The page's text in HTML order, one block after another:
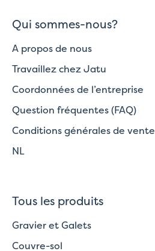
Qui sommes-nous?
A propos de nous
Travaillez chez Jatu
Coordonnées de l’entreprise
Question fréquentes (FAQ)
Conditions générales de vente
NL
Tous les produits
Gravier et Galets
Couvre-sol